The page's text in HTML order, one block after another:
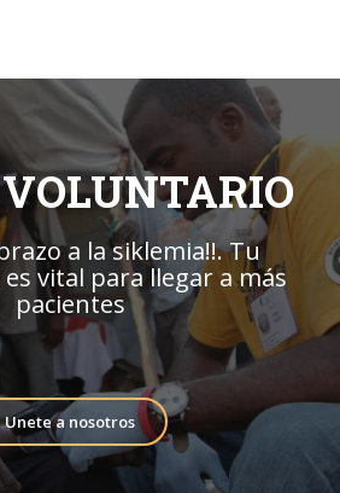
a la siklemia!!. Tu
vital para llegar a más
pacientes
Unete a nosotros